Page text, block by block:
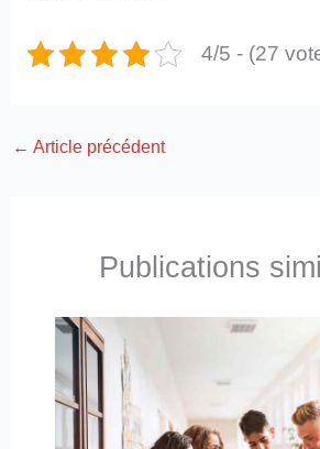
4/5 - (27
← Article précédent
Publications